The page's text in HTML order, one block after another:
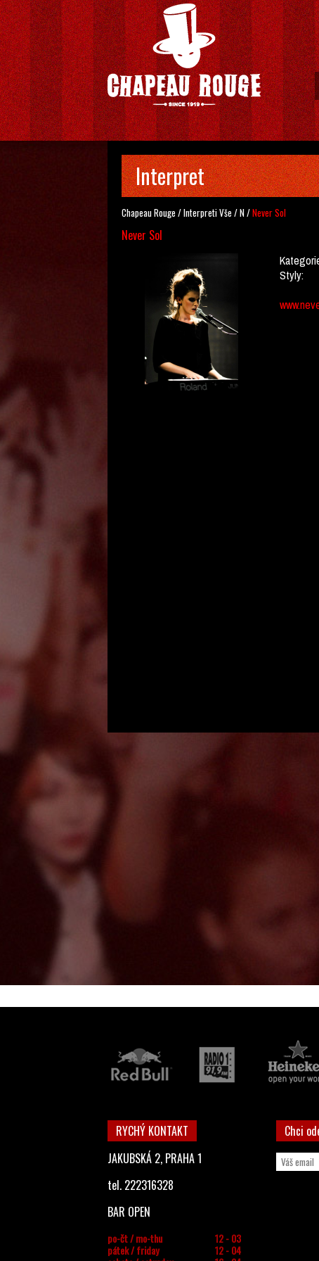
Interpret
Chapeau Rouge /InterpretiVše /N/Never Sol
Never Sol
Styly:
RYCHÝ KONTAKT
JAKUBSKÁ 2, PRAHA 1
tel. 222316328
BAR OPEN
po-čt / mo-thu
12 - 03
pátek / friday
12 - 04
Chci